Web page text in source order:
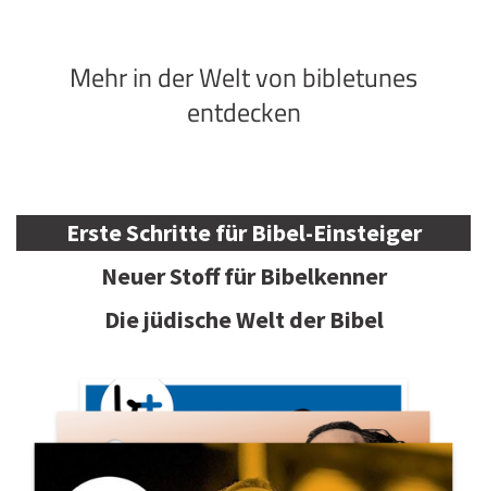
Mehr in der Welt von bibletunes
entdecken
Erste Schritte für Bibel-Einsteiger
Neuer Stoff für Bibelkenner
Die jüdische Welt der Bibel